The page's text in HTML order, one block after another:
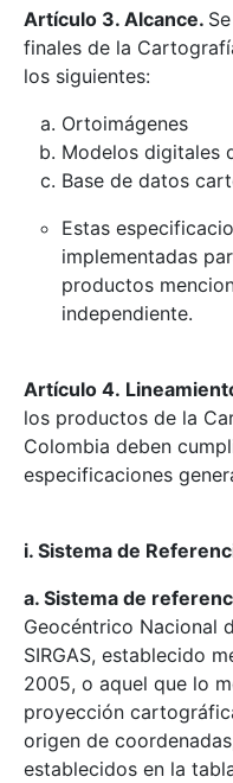
Artículo 3. Alcance.
finales de la
los siguientes:
Ortoimágenes
Modelos digitales
Base de datos
Estas
implementadas
productos
independiente.
Artículo 4.
los productos de la
Colombia deben
especificaciones
i. Sistema de
a. Sistema de
Geocéntrico Nacional
SIRGAS, establecido
2005, o aquel que lo
proyección
origen de
establecidos en la